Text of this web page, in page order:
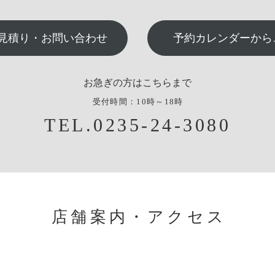
積り・お問い合わせ 予約カレンダーか
お急ぎの方はこちらまで
受付時間：10時～18時
TEL.0235-24-3080
店舗案内・アクセス